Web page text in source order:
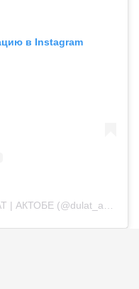
в Instagram
Публикация от РЕСТОРАН | ДУЛАТ | АКТОБЕ (@dulat_aqtobe)